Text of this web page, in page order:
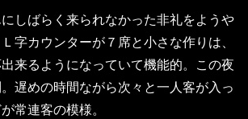
しばらく来られなかった非礼をようや
字カウンターが７席と小さな作りは、
来るようになっていて機能的。この夜
遅めの時間ながら次々と一人客が入っ
常連客の模様。